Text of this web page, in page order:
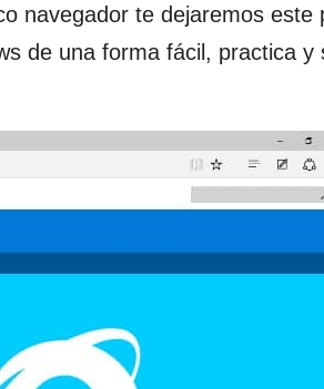
navegador te dejaremos este
de una forma fácil, practica y